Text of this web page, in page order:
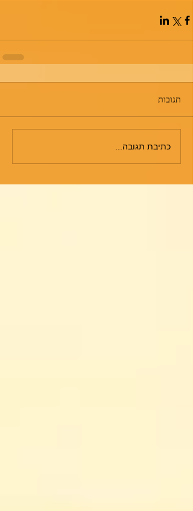
תגובות
כתיבת תגובה...